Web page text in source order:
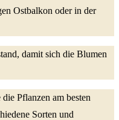
Ostbalkon oder in der
damit sich die Blumen
Pflanzen am besten
Sorten und